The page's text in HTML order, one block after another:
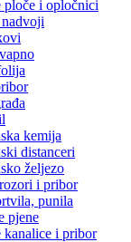
ploče i opločnici
kemija
distanceri
željezo
i pribor
punila
pjene
kanalice i pribor